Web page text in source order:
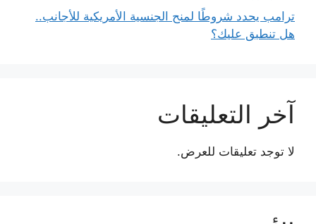
ترامب يحدد شروطًا لمنح الجنسية الأمريكية للأجانب..
هل تنطبق عليك؟
آخر التعليقات
لا توجد تعليقات للعرض.